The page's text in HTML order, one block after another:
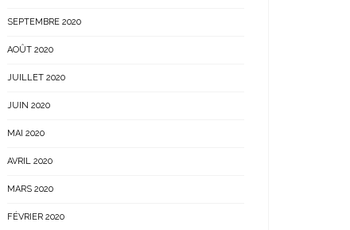
SEPTEMBRE 2020
AOÛT 2020
JUILLET 2020
JUIN 2020
MAI 2020
AVRIL 2020
MARS 2020
FÉVRIER 2020